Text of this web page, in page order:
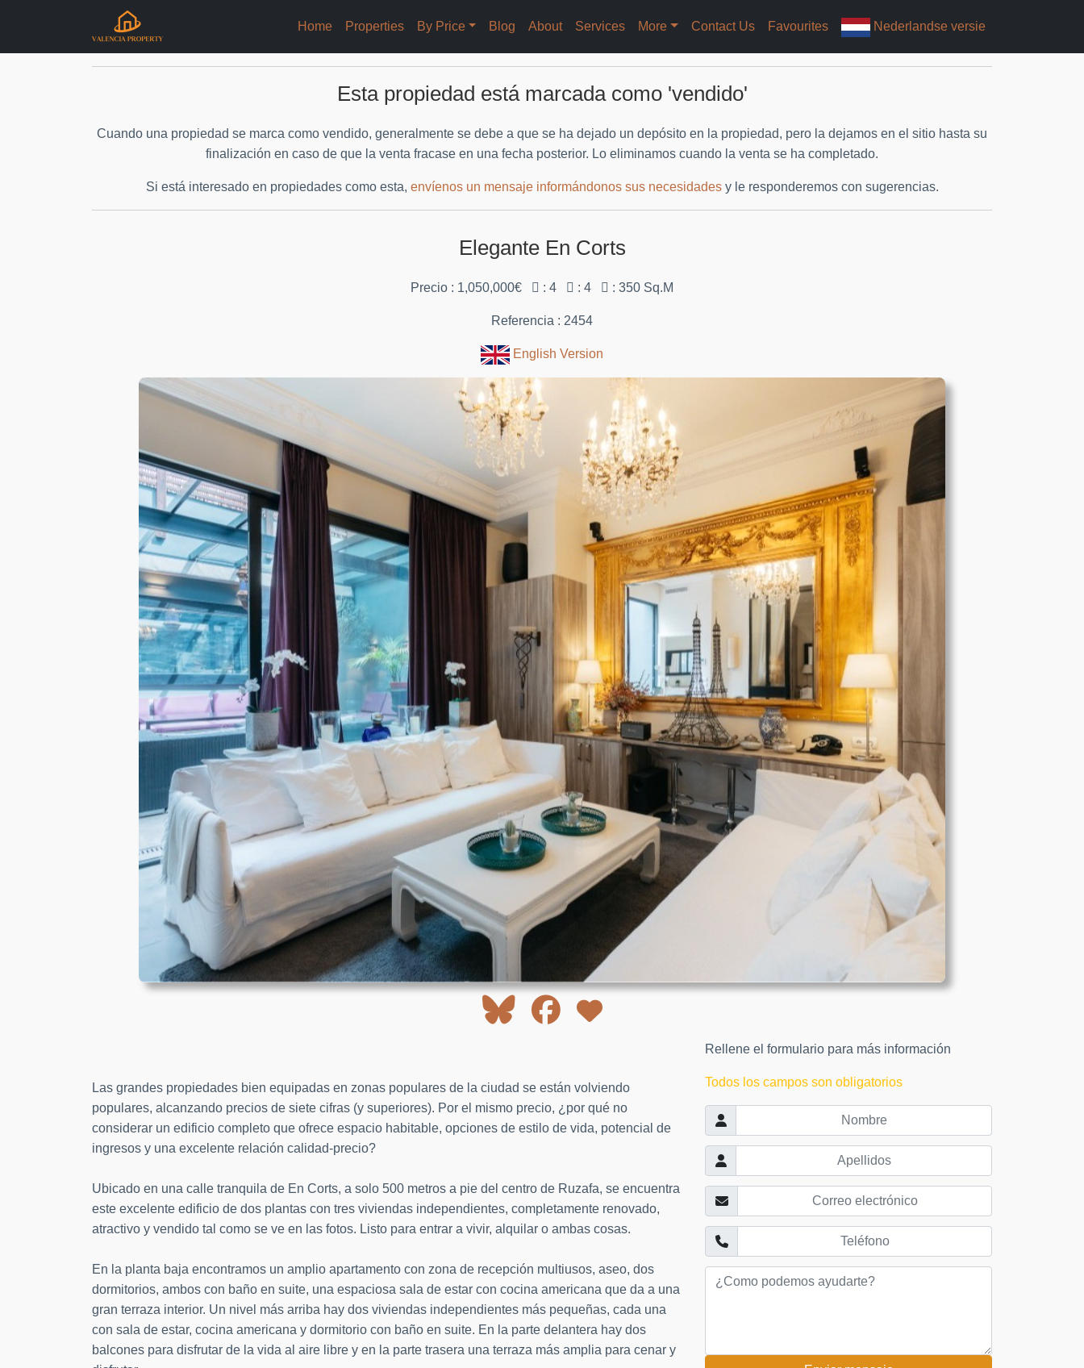
Home Properties By Price Blog About Services More Contact Us Favourites Nederlandse versie
Esta propiedad está marcada como 'vendido'
Cuando una propiedad se marca como vendido, generalmente se debe a que se ha dejado un depósito en la propiedad, pero la dejamos en el sitio hasta su
finalización en caso de que la venta fracase en una fecha posterior. Lo eliminamos cuando la venta se ha completado.
Si está interesado en propiedades como esta, envíenos un mensaje informándonos sus necesidadesy le responderemos con sugerencias.
Elegante En Corts
Precio : 1,050,000€ : 4 : 4 : 350 Sq.M
Referencia : 2454
English Version
Las grandes propiedades bien equipadas en zonas populares de la ciudad se están volviendo
populares, alcanzando precios de siete cifras (y superiores). Por el mismo precio, ¿por qué no
considerar un edificio completo que ofrece espacio habitable, opciones de estilo de vida, potencial de
ingresos y una excelente relación calidad-precio?
Ubicado en una calle tranquila de En Corts, a solo 500 metros a pie del centro de Ruzafa, se encuentra
este excelente edificio de dos plantas con tres viviendas independientes, completamente renovado,
atractivo y vendido tal como se ve en las fotos. Listo para entrar a vivir, alquilar o ambas cosas.
En la planta baja encontramos un amplio apartamento con zona de recepción multiusos, aseo, dos
dormitorios, ambos con baño en suite, una espaciosa sala de estar con cocina americana que da a una
gran terraza interior. Un nivel más arriba hay dos viviendas independientes más pequeñas, cada una
con sala de estar, cocina americana y dormitorio con baño en suite. En la parte delantera hay dos
balcones para disfrutar de la vida al aire libre y en la parte trasera una terraza más amplia para cenar y
Rellene el formulario para más información
Todos los campos son obligatorios